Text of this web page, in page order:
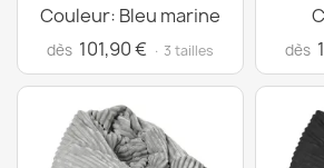
Couleur: Bleu marine
dès 101,90 € · 3 tailles dès